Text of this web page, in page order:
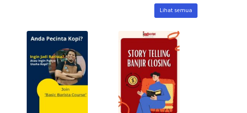
Lihat semua